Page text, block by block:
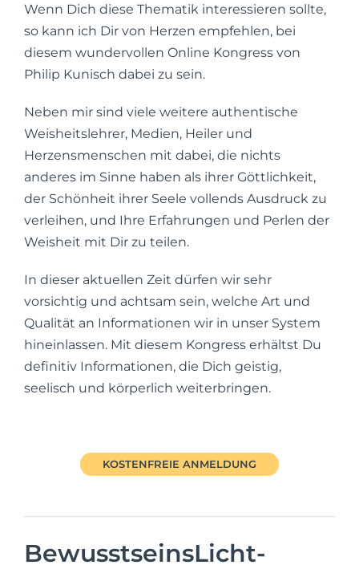
Wenn Dich diese Thematik interessieren sollte,
so kann ich Dir von Herzen empfehlen, bei
diesem wundervollen Online Kongress von
Philip Kunisch dabei zu sein.
Neben mir sind viele weitere authentische
Weisheitslehrer, Medien, Heiler und
Herzensmenschen mit dabei, die nichts
anderes im Sinne haben als ihrer Göttlichkeit,
der Schönheit ihrer Seele vollends Ausdruck zu
verleihen, und Ihre Erfahrungen und Perlen der
Weisheit mit Dir zu teilen.
In dieser aktuellen Zeit dürfen wir sehr
vorsichtig und achtsam sein, welche Art und
Qualität an Informationen wir in unser System
hineinlassen. Mit diesem Kongress erhältst Du
definitiv Informationen, die Dich geistig,
seelisch und körperlich weiterbringen.
KOSTENFREIE ANMELDUNG
BewusstseinsLicht-